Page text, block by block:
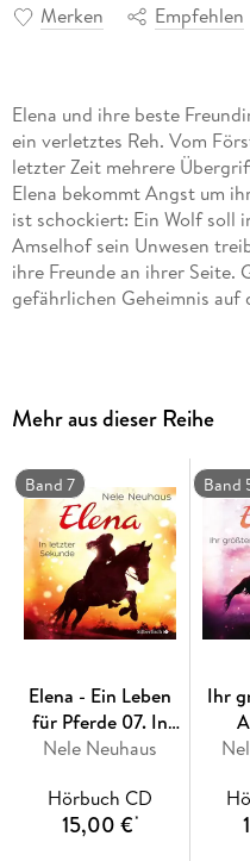
Merken Empfehlen
Elena und ihre beste
ein verletztes Reh. Vom
letzter Zeit mehrere
Elena bekommt Angst um
ist schockiert: Ein Wolf soll
Amselhof sein Unwesen
ihre Freunde an ihrer Seite.
gefährlichen Geheimnis auf
Mehr aus dieser Reihe
Band 7
Elena - Ein Leben
für Pferde 07. In
letzter Sekunde
Nele Neuhaus
Hörbuch CD
15,00 €*
Band
Ihr